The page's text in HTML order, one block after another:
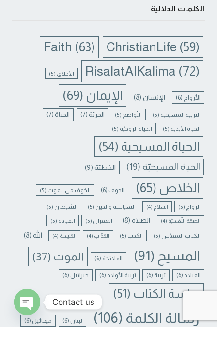
الكلمات الدلالية
ChristianLife (59)
Faith (63)
RisalatAlKalima (72) الأخلاق (5)
الأرواح (6) الإنسان(8) الإيمان (69)
التربية المسيحية (5) التّواضع (5) الحريّة (7) الحياة (7)
الحياة الأبدية (5) الحياة الروحيّة (5)
الحياة المسيحية (54)
الحياة المسيحيّة (19) الخطيّة (9)
الخلاص (65) الخوف (6) الخوف من الموت (5)
الزواج (5) السلام (4) السياسة والدين (5) الشيطان (5)
الصحّة النّفسيّة (4) الصلاة(8) الغفران (5) القيادة (5)
الكتاب المقدّس (5) الكذب (5) الكذّاب (4) الكنيسة (4) الله (8)
المسيح (91) الملائكة (6) الموت (37)
الميلاد (6) تربية (6) تربية الأولاد (6) جبرائيل (6)
دراسة الكتاب (51)
رسالة الكلمة (106) لبنان (6) ميخائيل (6)
Contact us
CHATY